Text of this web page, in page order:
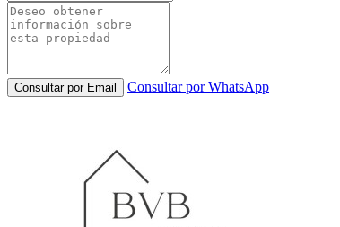
Consultar por Email Consultar por WhatsApp